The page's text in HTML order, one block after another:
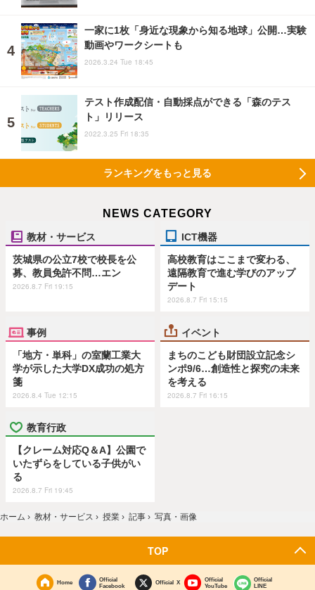
一家に1枚「身近な現象から知る地球」公開…実験
動画やワークシートも
2026.3.24 Tue 18:45
テスト作成配信・自動採点ができる「森のテス
ト」リリース
2022.3.25 Fri 18:35
ランキングをもっと見る
NEWS CATEGORY
教材・サービス
茨城県の公立7校で校長を公
募、教員免許不問…エン
2026.8.7 Fri 19:15
ICT機器
高校教育はここまで変わる、
遠隔教育で進む学びのアップ
デート
2026.8.7 Fri 15:15
事例
「地方・単科」の室蘭工業大
学が示した大学DX成功の処方
箋
2026.8.4 Tue 12:15
イベント
まちのこども財団設立記念シ
ンポ9/6…創造性と探究の未来
を考える
2026.8.7 Fri 16:15
教育行政
【クレーム対応Q＆A】公園で
いたずらをしている子供がい
る
2026.8.7 Fri 19:45
ホーム › 教材・サービス › 授業 › 記事 › 写真・画像
TOP
Home
Official
Facebook
Official X
Official
YouTube
Official
LINE